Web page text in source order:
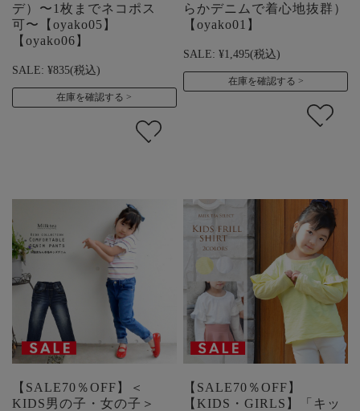
デ）〜1枚までネコポス
可〜【oyako05】
【oyako06】
SALE: ¥835(税込)
在庫を確認する
らかデニムで着心地抜群）
【oyako01】
SALE: ¥1,495(税込)
在庫を確認する
【SALE70％OFF】＜
KIDS男の子・女の子＞
【SALE70％OFF】
【KIDS・GIRLS】「キッ